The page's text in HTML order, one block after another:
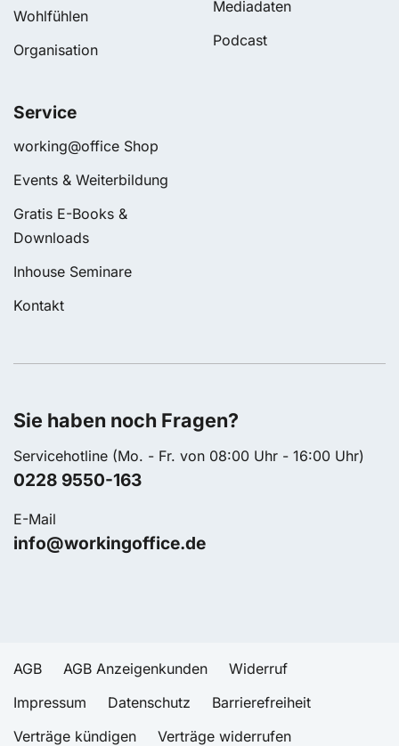
Wohlfühlen
Organisation
Mediadaten
Podcast
Service
working@office Shop
Events & Weiterbildung
Gratis E-Books &
Downloads
Inhouse Seminare
Kontakt
Sie haben noch Fragen?
Servicehotline (Mo. - Fr. von 08:00 Uhr - 16:00 Uhr)
0228 9550-163
E-Mail
info@workingoffice.de
AGB AGB Anzeigenkunden
Widerruf
Impressum
Datenschutz
Barrierefreiheit
Verträge kündigen
Verträge widerrufen